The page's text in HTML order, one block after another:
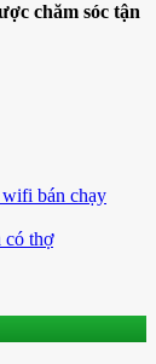
chăm sóc tận
bán chạy
có thợ